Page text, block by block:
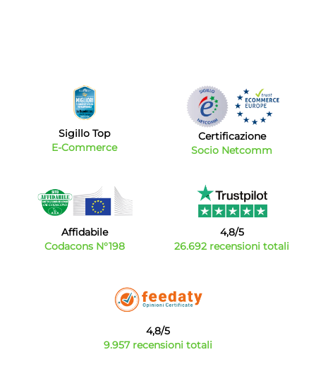
Sigillo Top
E-Commerce
Certificazione
Socio Netcomm
Affidabile
Codacons N°198
4,8/5
26.692 recensioni totali
4,8/5
9.957 recensioni totali